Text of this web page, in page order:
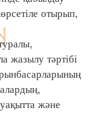
отырып,
жазылу тәртібі
және